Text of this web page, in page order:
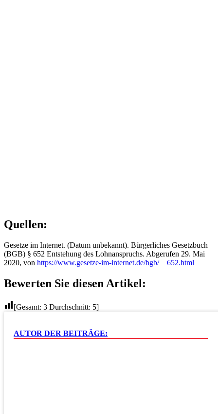
Quellen:
Gesetze im Internet. (Datum unbekannt). Bürgerliches Gesetzbuch
(BGB) § 652 Entstehung des Lohnanspruchs. Abgerufen 29. Mai
2020, von https://www.gesetze-im-internet.de/bgb/__652.html
Bewerten Sie diesen Artikel:
[Gesamt: 3 Durchschnitt: 5]
AUTOR DER BEITRÄGE: